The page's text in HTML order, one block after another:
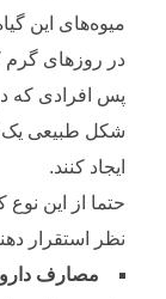
میوه‌های این
در روز‌های
پس افرادی که
شکل طبیعی یک
ایجاد‌ کنند.
حتما از این
نظر استقرار
مصارف